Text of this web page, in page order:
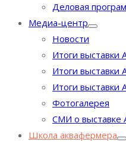
Деловая
Медиа-центр
Новости
Итоги выставки
Итоги выставки
Итоги выставки
Фотогалерея
СМИ о выставке
Школа аквафермера